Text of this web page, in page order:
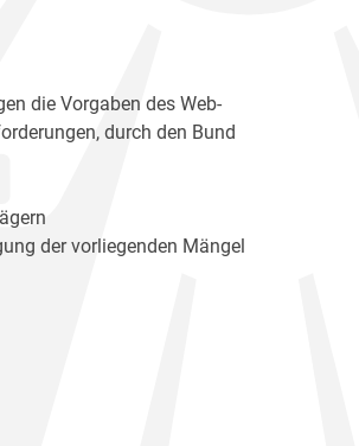
die Vorgaben des Web-
durch den Bund
der vorliegenden Mängel